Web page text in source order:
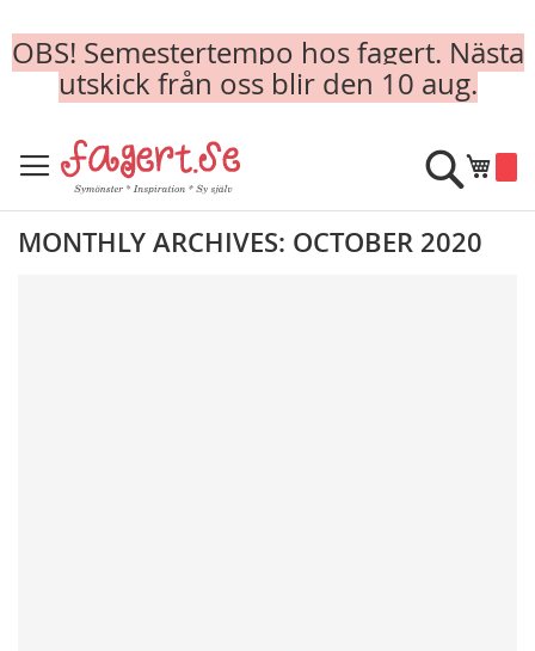
OBS! Semestertempo hos fagert. Nästa
utskick från oss blir den 10 aug.
to
Content
Min
Sök
MONTHLY ARCHIVES: OCTOBER 2020